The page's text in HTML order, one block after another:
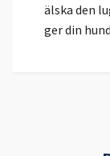
älska den
ger din